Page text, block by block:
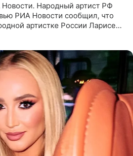
Народный артист РФ
РИА Новости сообщил, что
артистке России Ларисе